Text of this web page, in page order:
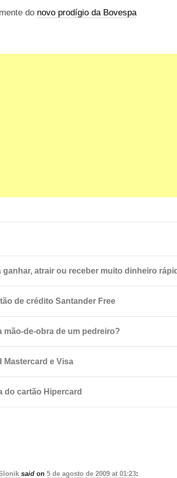
do novo prodígio da Bovespa
ganhar, atrair ou receber muito dinheiro
de crédito Santander Free
mão-de-obra de um pedreiro?
Mastercard e Visa
do cartão Hipercard
said on5 de agosto de 2009 at 01:23: